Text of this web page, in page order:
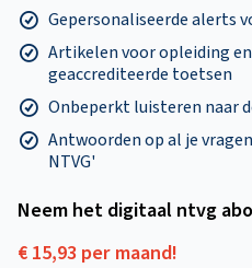
Gepersonaliseerde alerts
Artikelen voor opleiding
geaccrediteerde toetsen
Onbeperkt luisteren naar
Antwoorden op al je
NTVG'
Neem het digitaal ntvg
€ 15,93 per maand!